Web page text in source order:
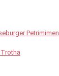
Petrimimen